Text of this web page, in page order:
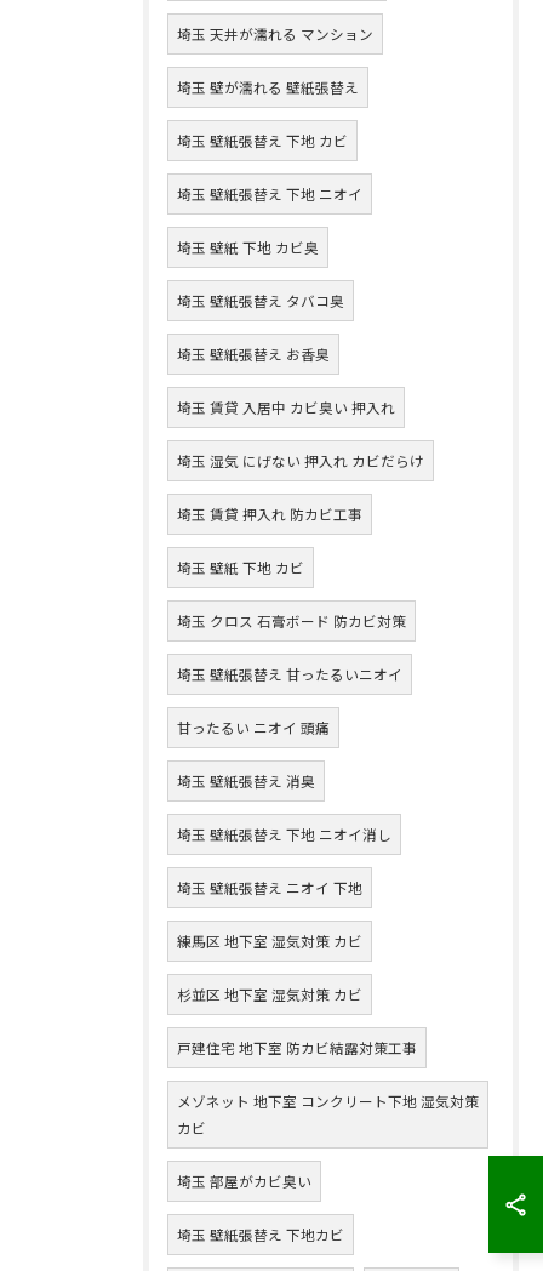
埼玉 天井が濡れる マンション
埼玉 壁が濡れる 壁紙張替え
埼玉 壁紙張替え 下地 カビ
埼玉 壁紙張替え 下地 ニオイ
埼玉 壁紙 下地 カビ臭
埼玉 壁紙張替え タバコ臭
埼玉 壁紙張替え お香臭
埼玉 賃貸 入居中 カビ臭い 押入れ
埼玉 湿気 にげない 押入れ カビだらけ
埼玉 賃貸 押入れ 防カビ工事
埼玉 壁紙 下地 カビ
埼玉 クロス 石膏ボード 防カビ対策
埼玉 壁紙張替え 甘ったるいニオイ
甘ったるい ニオイ 頭痛
埼玉 壁紙張替え 消臭
埼玉 壁紙張替え 下地 ニオイ消し
埼玉 壁紙張替え ニオイ 下地
練馬区 地下室 湿気対策 カビ
杉並区 地下室 湿気対策 カビ
戸建住宅 地下室 防カビ結露対策工事
メゾネット 地下室 コンクリート下地 湿気対策
カビ
埼玉 部屋がカビ臭い
埼玉 壁紙張替え 下地カビ